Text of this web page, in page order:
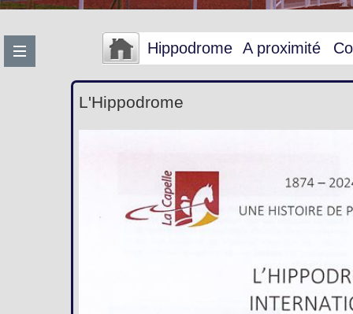
Hippodrome A proximité
L'Hippodrome